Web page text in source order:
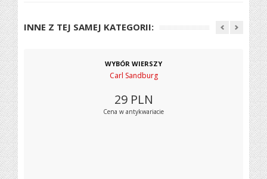
INNE Z TEJ SAMEJ KATEGORII:
WYBÓR WIERSZY
Carl Sandburg
29 PLN
Cena w antykwariacie